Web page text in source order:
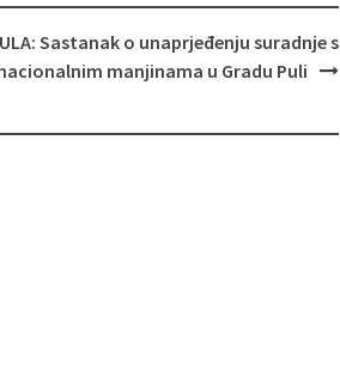
Sastanak o unaprjeđenju suradnje s
manjinama u Gradu Puli